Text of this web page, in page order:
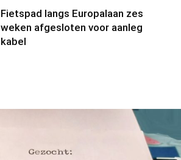
Fietspad langs Europalaan zes
weken afgesloten voor aanleg
kabel